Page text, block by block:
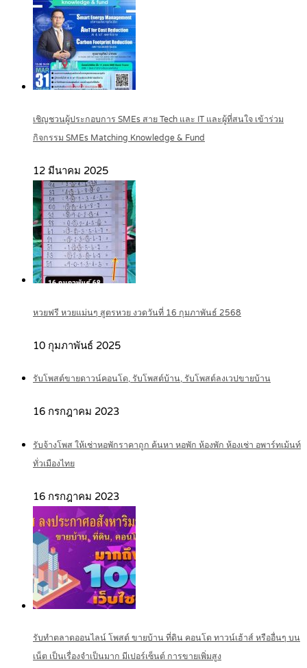
เชิญชวนผู้ประกอบการ SMEs สาย Tech และ IT และผู้ที่สนใจ เข้าร่วม
กิจกรรม SMEs Matching Knowledge & Fund
12 มีนาคม 2025
หวยฟรี หวยแม่นๆ สูตรหวย งวดวันที่ 16 กุมภาพันธ์ 2568
10 กุมภาพันธ์ 2025
รับโพสต์ขายดาวน์คอนโด, รับโพสต์บ้าน, รับโพสต์ลงเวปขายบ้าน
16 กรกฎาคม 2023
รับจ้างโพส ให้เช่าหอพักราคาถูก ค้นหา หอพัก ห้องพัก ห้องเช่า อพาร์ทเม้นท์
ทั่วเมืองไทย
16 กรกฎาคม 2023
รับทำตลาดออนไลน์ โพสต์ ขายบ้าน ที่ดิน คอนโด ทาวน์เฮ้าส์ หรืออื่นๆ บน
เน็ต เป็นเรื่องจำเป็นมาก มีเปอร์เซ็นต์ การขายเพิ่มสูง